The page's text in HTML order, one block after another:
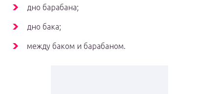
дно барабана;
дно бака;
между баком и барабаном.